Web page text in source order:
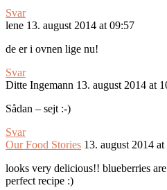
Svar
lene 13. august 2014 at 09:57
de er i ovnen lige nu!
Svar
Ditte Ingemann 13. august 2014 at
Sådan – sejt :-)
Svar
Our Food Stories 13. august 2014 at
looks very delicious!! blueberries
perfect recipe :)